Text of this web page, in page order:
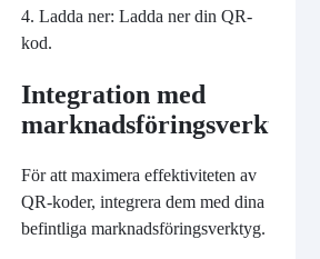
4. Ladda ner: Ladda ner din QR-
kod.
Integration med
marknadsföringsverktyg
För att maximera effektiviteten av
QR-koder, integrera dem med dina
befintliga marknadsföringsverktyg.